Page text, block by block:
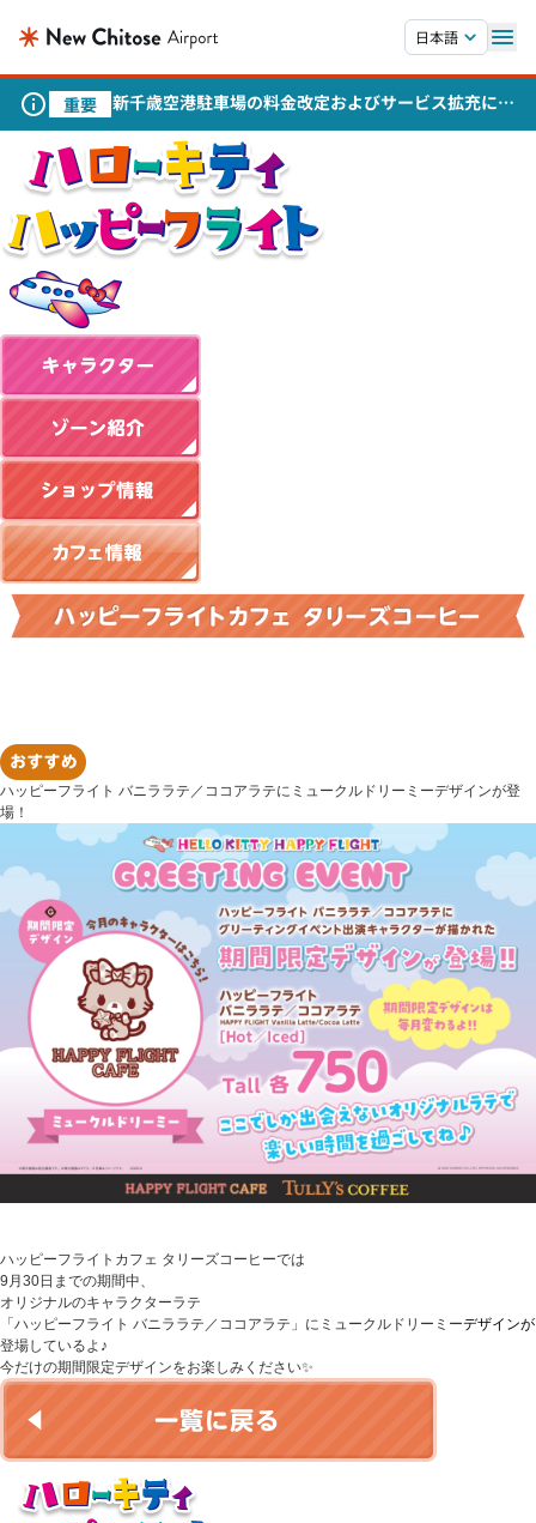
日本語
重要
新千歳空港駐車場の料金改定およびサービス拡充につ
いて
ハッピーフライト バニララテ／ココアラテにミュークルドリーミーデザインが登
場！
ハッピーフライトカフェ タリーズコーヒーでは
9月30日までの期間中、
オリジナルのキャラクターラテ
「ハッピーフライト バニララテ／ココアラテ」にミュークルドリーミーデザインが
登場しているよ♪
今だけの期間限定デザインをお楽しみください✨